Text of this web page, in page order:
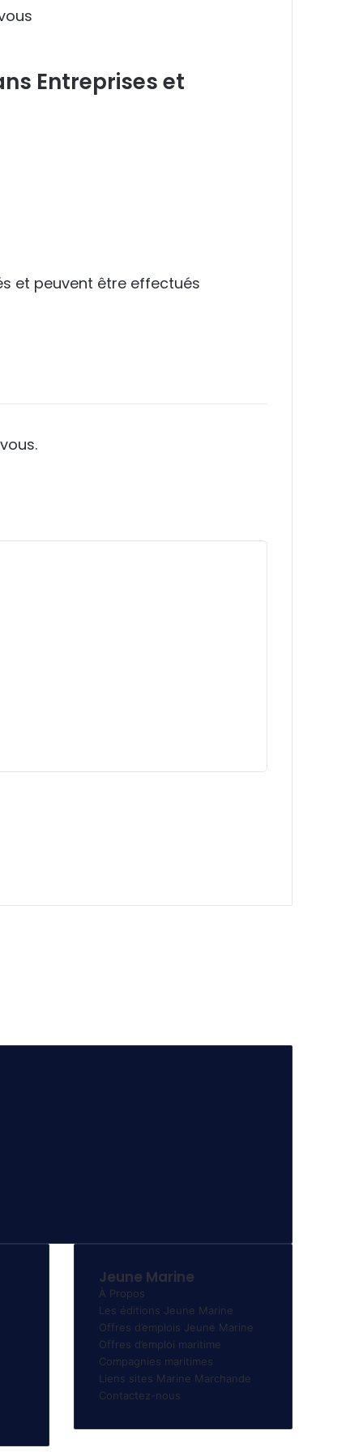
Entreprises et
et peuvent être effectués
Jeune Marine
À Propos
Les éditions Jeune Marine
Offres d’emplois Jeune Marine
Offres d’emploi maritime
Compagnies maritimes
Liens sites Marine Marchande
Contactez-nous